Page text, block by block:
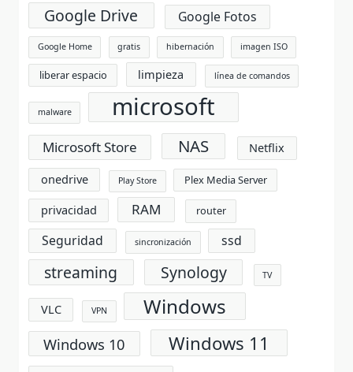
Google Drive
Google Fotos
Google Home gratis hibernación imagen ISO
liberar espacio limpieza línea de comandos
malware microsoft
Microsoft Store NAS
Netflix
onedrive
Play Store Plex Media Server
privacidad RAM router
Seguridad sincronización ssd
streaming Synology TV
VLC VPN Windows
Windows 10 Windows 11